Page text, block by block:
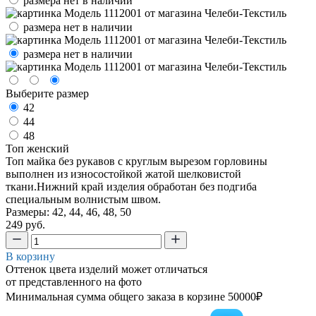
размера нет в наличии
размера нет в наличии
Выберите размер
42
44
48
Топ женский
Топ майка без рукавов с круглым вырезом горловины
выполнен из износостойкой жатой шелковистой
ткани.Нижний край изделия обработан без подгиба
специальным волнистым швом.
Размеры: 42, 44, 46, 48, 50
249 руб.
В корзину
Оттенок цвета изделий может отличаться
от представленного на фото
Минимальная сумма общего заказа в корзине 50000₽